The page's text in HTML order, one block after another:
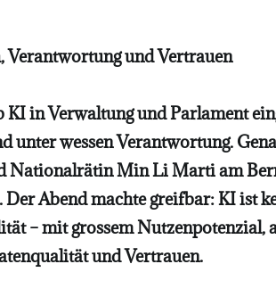
Verantwortung und Vertrauen
in Verwaltung und Parlament
unter wessen Verantwortung.
Nationalrätin Min Li Marti am
Abend machte greifbar: KI ist
– mit grossem Nutzenpotenzial,
und Vertrauen.